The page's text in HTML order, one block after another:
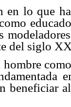
en lo que
del siglo
beneficiar